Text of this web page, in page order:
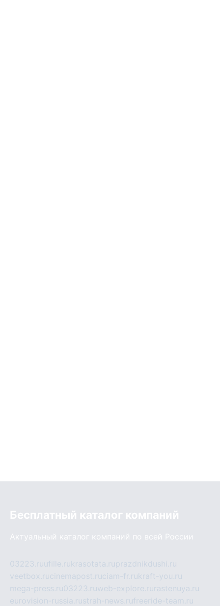
Бесплатный каталог компаний
Актуальный каталог компаний по всей России
03223.ruufille.rukrasotata.ruprazdnikdushi.ru
veetbox.rucinemapost.ruciam-fr.rukraft-you.ru
mega-press.ru03223.ruweb-explore.ru rastenuya.ru
eurovision-russia.rustrah-news.rufreeride-team.ru